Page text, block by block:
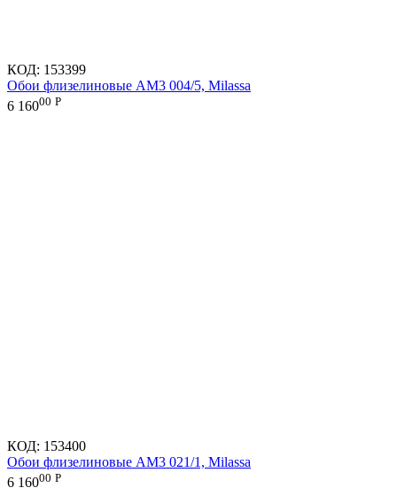
КОД: 153399
Обои флизелиновые AM3 004/5, Milassa
6 16000 Р
КОД: 153400
Обои флизелиновые AM3 021/1, Milassa
6 16000 Р